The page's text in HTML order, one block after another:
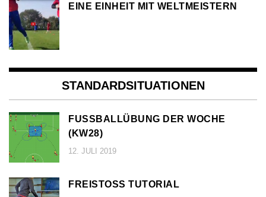
EINE EINHEIT MIT WELTMEISTERN
STANDARDSITUATIONEN
FUSSBALLÜBUNG DER WOCHE (
KW28)
12. JULI 2019
FREISTOSS TUTORIAL